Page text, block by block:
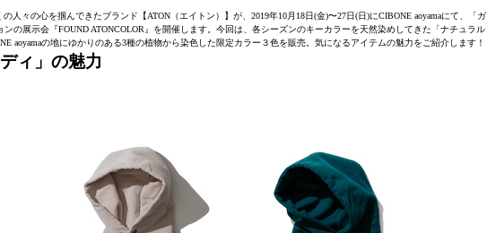
人々の心を掴んできたブランド【ATON（エイトン）】が、2019年10月18日(金)〜27日(日)にCIBONE aoyamaにて、「ガ
の展示会『FOUND ATONCOLOR』を開催します。今回は、各シーズンのキーカラーを天然染めしてきた「ナチュラル
aoyamaの地にゆかりのある3種の植物から染色した限定カラー３色を販売。気になるアイテムの魅力をご紹介します！
ィ」の魅力